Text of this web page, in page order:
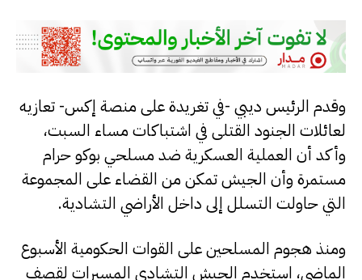
وقدم الرئيس ديبي -في تغريدة على منصة إكس- تعازيه
لعائلات الجنود القتلى في اشتباكات مساء السبت،
وأكد أن العملية العسكرية ضد مسلحي بوكو حرام
مستمرة وأن الجيش تمكن من القضاء على المجموعة
التي حاولت التسلل إلى داخل الأراضي التشادية.
ومنذ هجوم المسلحين على القوات الحكومية الأسبوع
الماضي، استخدم الجيش التشادي المسيرات لقصف